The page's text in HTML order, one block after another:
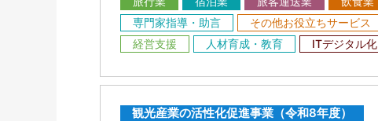
専門家指導・助言
その他お役立ちサービス
経営支援
人材育成・教育 ITデジタル化
観光産業の活性化促進事業（令和8年度）